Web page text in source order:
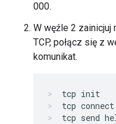
000.
W węźle 2 zainicjuj
TCP, połącz się z
komunikat.
tcp init
tcp
tcp send